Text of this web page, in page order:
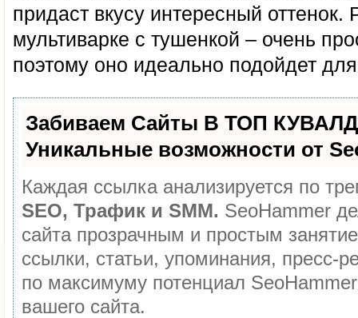
придаст вкусу интересный
мультиварке с тушенкой – очень
поэтому оно идеально подойдет
Забиваем Сайты В ТОП
Уникальные возможности от
Каждая ссылка анализируется по
SEO, Трафик и SMM. SeoHammer
сайта прозрачным и простым
ссылки, статьи, упоминания, пресс-
по максимуму потенциал
вашего сайта.